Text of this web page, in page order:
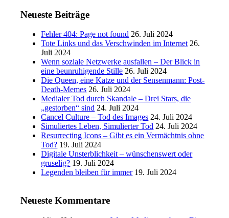
Neueste Beiträge
Fehler 404: Page not found 26. Juli 2024
Tote Links und das Verschwinden im Internet 26.
Juli 2024
Wenn soziale Netzwerke ausfallen – Der Blick in
eine beunruhigende Stille 26. Juli 2024
Die Queen, eine Katze und der Sensenmann: Post-
Death-Memes 26. Juli 2024
Medialer Tod durch Skandale – Drei Stars, die
„gestorben“ sind 24. Juli 2024
Cancel Culture – Tod des Images 24. Juli 2024
Simuliertes Leben, Simulierter Tod 24. Juli 2024
Resurrecting Icons – Gibt es ein Vermächtnis ohne
Tod? 19. Juli 2024
Digitale Unsterblichkeit – wünschenswert oder
gruselig? 19. Juli 2024
Legenden bleiben für immer 19. Juli 2024
Neueste Kommentare